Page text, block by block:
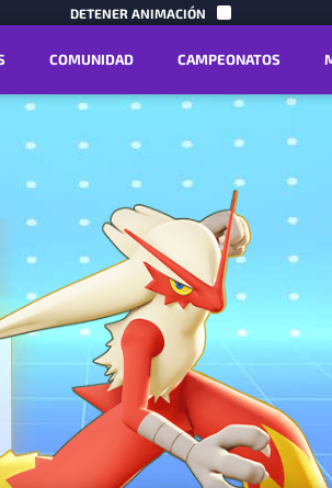
DETENER ANIMACIÓN
COMUNIDAD CAMPEONATOS